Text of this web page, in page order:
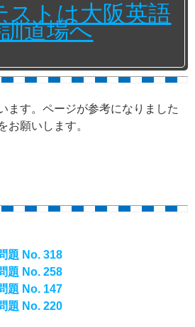
ストは大阪英語
道場へ
ます。ページが参考になりました
お願いします。
題 No. 318
題 No. 258
題 No. 147
題 No. 220